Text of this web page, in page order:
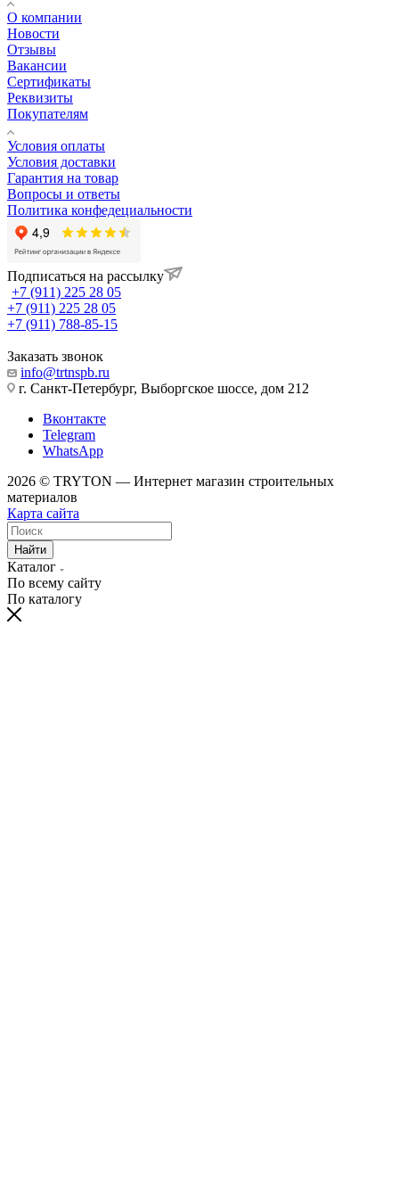
О компании
Новости
Отзывы
Вакансии
Сертификаты
Реквизиты
Покупателям
Условия оплаты
Условия доставки
Гарантия на товар
Вопросы и ответы
Политика конфедециальности
Подписаться на рассылку
+7 (911) 225 28 05
+7 (911) 225 28 05
+7 (911) 788-85-15
Заказать звонок
info@trtnspb.ru
г. Санкт-Петербург, Выборгское шоссе, дом 212
Вконтакте
Telegram
WhatsApp
2026 © TRYTON — Интернет магазин строительных
материалов
Карта сайта
Найти
Каталог
По всему сайту
По каталогу